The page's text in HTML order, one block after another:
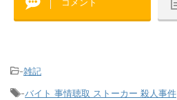
-雑記
-バイト 事情聴取 ストーカー 殺人事件